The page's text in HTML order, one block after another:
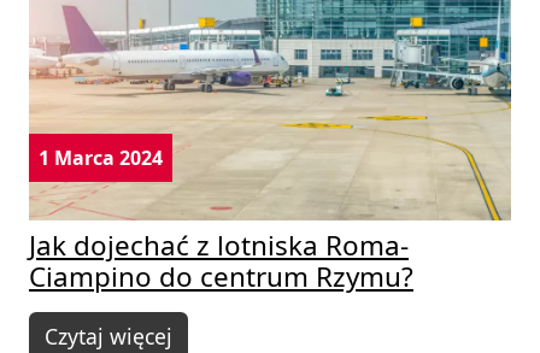
1 Marca 2024
Jak dojechać z lotniska Roma-
Ciampino do centrum Rzymu?
Czytaj więcej